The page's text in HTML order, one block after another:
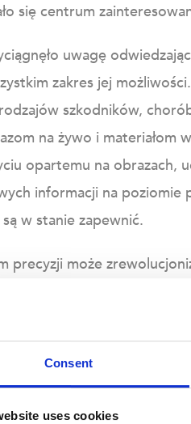
Consent
uses cookies
się centrum
uwagę
zakres jej
szkodników,
na żywo i materiałom
opartemu na obrazach,
informacji na
w stanie zapewnić.
precyzji może
system EVA pomaga
plony i ograniczając
w tygodniu, znacznie
zadania o większej
przy niższych